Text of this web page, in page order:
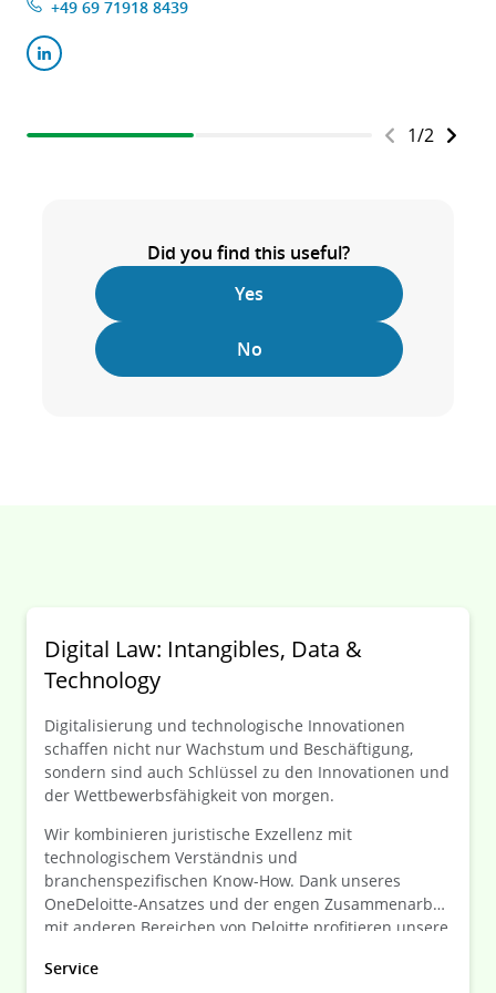
+49 69 71918 8439
1/2
Did you find this useful?
Yes
No
Digital Law: Intangibles, Data &
Technology
Digitalisierung und technologische Innovationen
schaffen nicht nur Wachstum und Beschäftigung,
sondern sind auch Schlüssel zu den Innovationen und
der Wettbewerbsfähigkeit von morgen.
Wir kombinieren juristische Exzellenz mit
technologischem Verständnis und
branchenspezifischen Know-How. Dank unseres
OneDeloitte-Ansatzes und der engen Zusammenarbeit
mit anderen Bereichen von Deloitte profitieren unsere
maßgeschneiderten Lösungen, die alle Aspekte Ihrer
Service